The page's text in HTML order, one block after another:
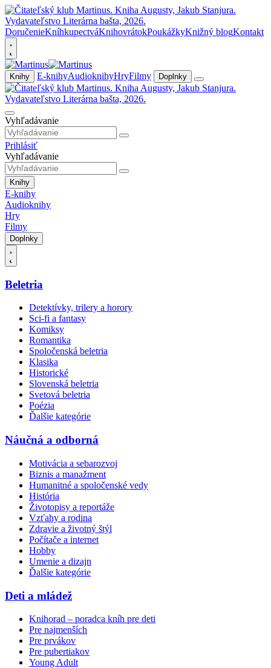
DoručenieKníhkupectváKnihovrátokPoukážkyKnižný blogKontakt
Knihy E-knihyAudioknihyHryFilmy Doplnky
Vyhľadávanie
Prihlásiť
Vyhľadávanie
Knihy
E-knihy
Audioknihy
Hry
Filmy
Doplnky
Beletria
Detektívky, trilery a horory
Sci-fi a fantasy
Komiksy
Romantika
Spoločenská beletria
Klasika
Historické
Slovenská beletria
Svetová beletria
Poézia
Ďalšie kategórie
Náučná a odborná
Motivácia a sebarozvoj
Biznis a manažment
Humanitné a spoločenské vedy
História
Životopisy a reportáže
Vzťahy a rodina
Zdravie a životný štýl
Počítače a internet
Hobby
Umenie a dizajn
Ďalšie kategórie
Deti a mládež
Knihorad – poradca kníh pre deti
Pre najmenších
Pre prvákov
Pre pubertiakov
Young Adult